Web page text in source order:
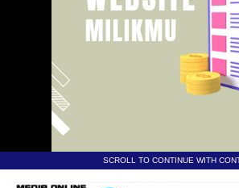
SCROLL TO CONTINUE WITH